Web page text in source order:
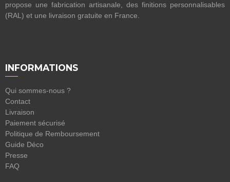
propose une fabrication artisanale, des finitions personnalisables
(RAL) et une livraison gratuite en France.
INFORMATIONS
Qui sommes-nous ?
Contact
Livraison
Paiement sécurisé
Politique de Remboursement
Guide Déco
Presse
FAQ